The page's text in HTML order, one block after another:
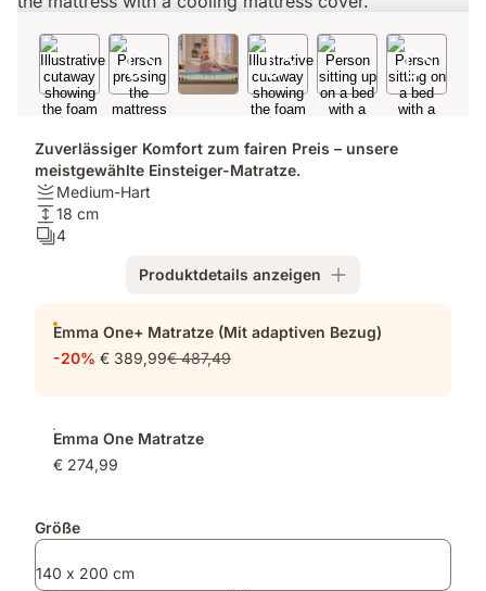
Zuverlässiger Komfort zum fairen Preis – unsere
meistgewählte Einsteiger-Matratze.
Festigkeit:
Medium-
Hart
Medium-Hart
Höhe:
18
18 cm
Schichten:
4
Produktdetails anzeigen
Emma One+ Matratze (Mit adaptiven Bezug)
-20% € 389,99€ 487,49
Emma One Matratze
€ 274,99
Größe
140 x 200 cm